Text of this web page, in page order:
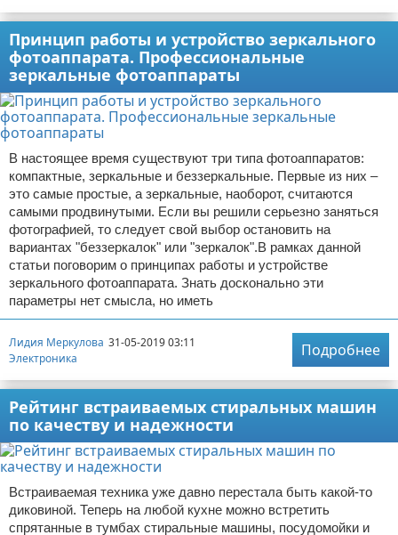
Принцип работы и устройство зеркального
фотоаппарата. Профессиональные
зеркальные фотоаппараты
В настоящее время существуют три типа фотоаппаратов:
компактные, зеркальные и беззеркальные. Первые из них –
это самые простые, а зеркальные, наоборот, считаются
самыми продвинутыми. Если вы решили серьезно заняться
фотографией, то следует свой выбор остановить на
вариантах "беззеркалок" или "зеркалок".В рамках данной
статьи поговорим о принципах работы и устройстве
зеркального фотоаппарата. Знать досконально эти
параметры нет смысла, но иметь
Лидия Меркулова 31-05-2019 03:11
Электроника
Подробнее
Рейтинг встраиваемых стиральных машин
по качеству и надежности
Встраиваемая техника уже давно перестала быть какой-то
диковиной. Теперь на любой кухне можно встретить
спрятанные в тумбах стиральные машины, посудомойки и